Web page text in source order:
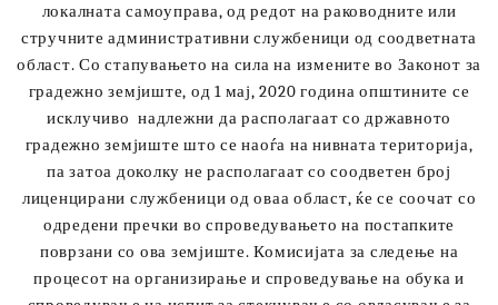
локалната самоуправа, од редот на раководните или
стручните административни службеници од соодветната
област. Со стапувањето на сила на измените во Законот за
градежно земјиште, од 1 мај, 2020 година општините се
исклучиво надлежни да располагаат со државното
градежно земјиште што се наоѓа на нивната територија,
па затоа доколку не располагаат со соодветен број
лиценцирани службеници од оваа област, ќе се соочат со
одредени пречки во спроведувањето на постапките
поврзани со ова земјиште. Комисијата за следење на
процесот на организирање и спроведување на обука и